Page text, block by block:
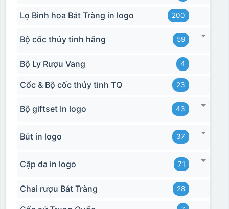
Lọ Bình hoa Bát Tràng in logo 200
Bộ cốc thủy tinh hãng 59
Bộ Ly Rượu Vang 4
Cốc & Bộ cốc thủy tinh TQ 23
Bộ giftset In logo 43
Bút in logo 37
Cặp da in logo 71
Chai rượu Bát Tràng 28